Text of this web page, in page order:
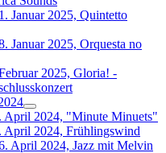
Januar 2025, Quintetto
Januar 2025, Orquesta no
2025, Gloria! -
April 2024, "Minute Minuets"
April 2024, Frühlingswind
April 2024, Jazz mit Melvin